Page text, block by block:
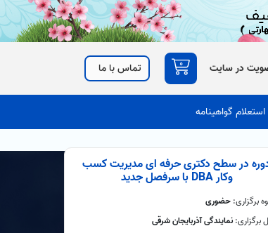
در سایت 0 تماس با ما
استعلام گواهینامه
در سطح دکتری حرفه ای مدیریت کسب
وکار DBA با سرفصل جدید
برگزاری: حضوری
برگزاری: نمایندگی آذربایجان شرقی